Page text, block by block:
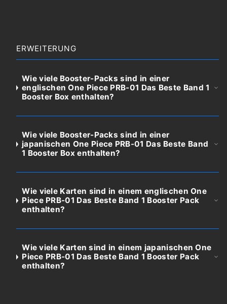
ERWEITERUNG
Wie viele Booster-Packs sind in einer
englischen One Piece PRB-01 Das Beste Band 1
Booster Box enthalten?
Wie viele Booster-Packs sind in einer
japanischen One Piece PRB-01 Das Beste Band
1 Booster Box enthalten?
Wie viele Karten sind in einem englischen One
Piece PRB-01 Das Beste Band 1 Booster Pack
enthalten?
Wie viele Karten sind in einem japanischen One
Piece PRB-01 Das Beste Band 1 Booster Pack
enthalten?